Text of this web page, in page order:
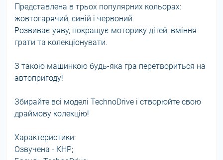
Представлена в трьох популярних кольорах:
жовтогарячий, синій і червоний.
Розвиває уяву, покращує моторику дітей, вміння
грати та колекціонувати.
З такою машинкою будь-яка гра перетвориться на
автопригоду!
Збирайте всі моделі TechnoDrive і створюйте свою
драймову колекцію!
Характеристики:
Озвучена - КНР;